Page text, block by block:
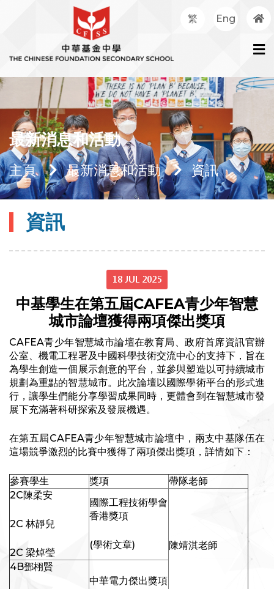
繁 Eng
最新消息和活動
主頁 最新消息和活動 資訊
資訊
18 JUL 2025
中基學生在第五屆CAFEA青少年智慧
城市論壇獲得兩項傑出獎項
CAFEA青少年智慧城市論壇在教育局、政府首席資訊官辦
公室、機電工程署及中國科學技術交流中心的支持下，旨在
為學生創造一個展示創意的平台，並參與塑造以可持續城市
規劃為重點的智慧城市。此次論壇以國際學術平台的形式進
行，讓學生們能分享學習成果同時，更體會到在智慧城市發
展下充滿著科研探索及發展機遇。
在第五屆CAFEA青少年智慧城市論壇中，兩支中基隊伍在
這場競爭激烈的比賽中獲得了兩項傑出獎項，詳情如下：
參賽學生 獎項
帶隊老師
2C陳柔安
2C 林靜兒
2C 梁焯瑩
國際工程技術學會
香港獎項
(學術文章)
陳靖淇老師
4B鄧栩賢
中華電力傑出獎項